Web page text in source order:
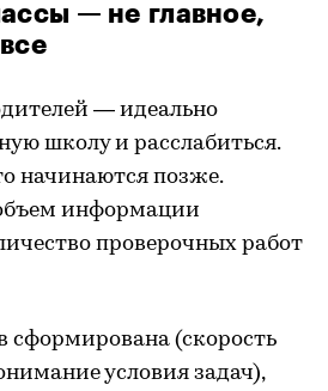
— не главное,
— идеально
школу и расслабиться.
начинаются позже.
информации
проверочных работ
сформирована (скорость
условия задач),